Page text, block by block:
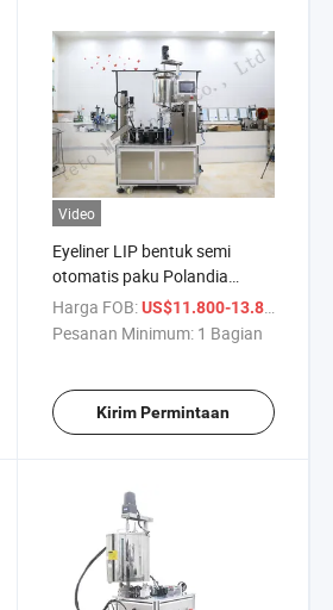
/ Bagian
Video
Eyeliner LIP bentuk semi
otomatis paku Polandia
tukang Polandia tukang Cat
Gipstick dapat mengisi
dengan Gcarta Alat berat
Harga FOB: US$11.800-13.800
Pesanan Minimum: 1 Bagian
Kirim Permintaan